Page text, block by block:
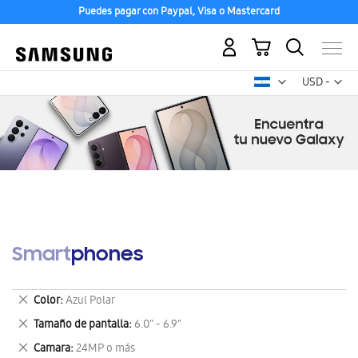
Puedes pagar con Paypal, Visa o Mastercard
USD -
dólar
Mi carrito
Smartphones
Color Azul Polar
Eliminar
este
artículo
Tamaño de pantalla 6.0" - 6.9"
Eliminar
este
Camara 24MP o más
Eliminar